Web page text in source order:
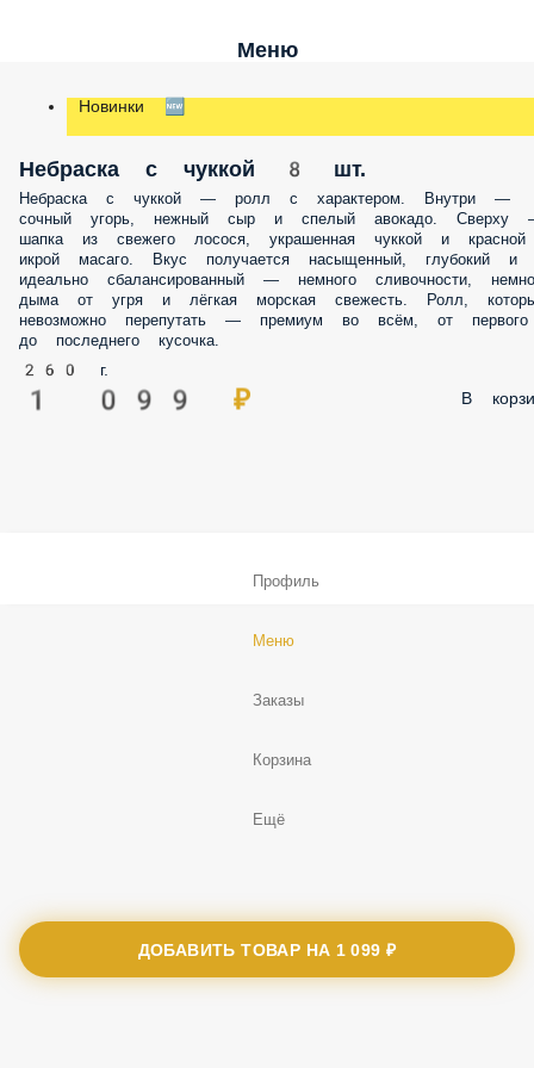
Меню
Новинки 🆕
Небраска с чуккой 8 шт.
Небраска с чуккой — ролл с характером. Внутри —
сочный угорь, нежный сыр и спелый авокадо. Сверху
шапка из свежего лосося, украшенная чуккой и красной
икрой масаго. Вкус получается насыщенный, глубокий и
идеально сбалансированный — немного сливочности,
дыма от угря и лёгкая морская свежесть. Ролл,
невозможно перепутать — премиум во всём, от первого
до последнего кусочка.
260 г.
1 099 ₽ В
ДОБАВИТЬ ТОВАР НА 1 099 ₽
Профиль
Меню
Заказы
Корзина
Ещё